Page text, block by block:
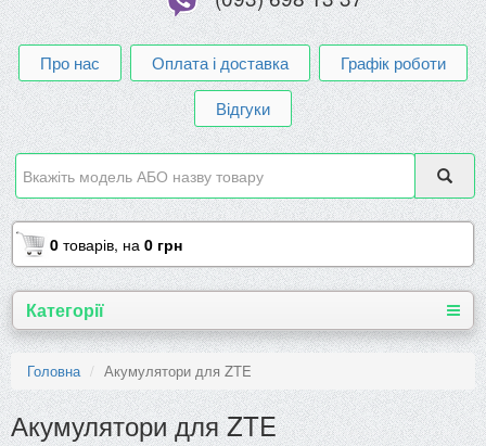
Про нас Оплата і доставка
Графік роботи
Відгуки
0 товарів, на 0 грн
Категорії
Головна Акумулятори для ZTE
Акумулятори для ZTE